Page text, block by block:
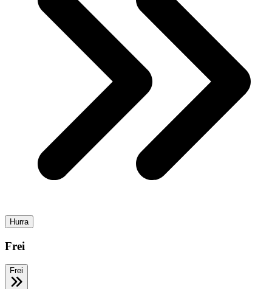
Hurra
Frei
Frei